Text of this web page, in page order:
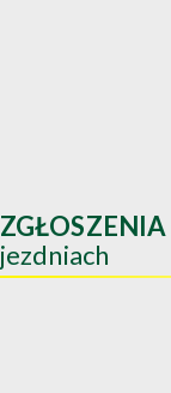
ZGŁOSZENIA
jezdniach